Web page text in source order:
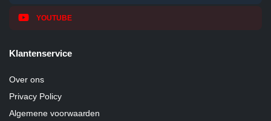
YOUTUBE
Klantenservice
Over ons
Privacy Policy
Algemene voorwaarden